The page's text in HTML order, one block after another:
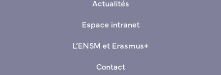
Actualités
Espace intranet
L’ENSM et Erasmus+
Contact